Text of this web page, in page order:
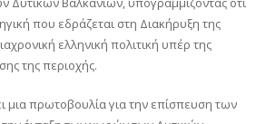
που εδράζεται στη Διακήρυξη της
ελληνική πολιτική υπέρ της
της περιοχής.
μια πρωτοβουλία για την επίσπευση των